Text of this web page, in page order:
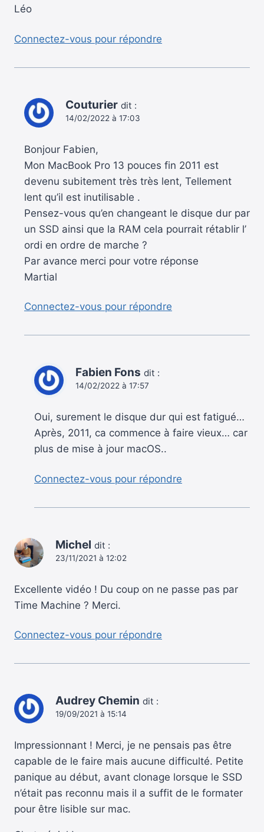
Léo
Connectez-vous pour répondre
Couturier dit :
14/02/2022 à 17:03
Bonjour Fabien,
Mon MacBook Pro 13 pouces fin 2011 est
devenu subitement très très lent, Tellement
lent qu’il est inutilisable .
Pensez-vous qu’en changeant le disque dur par
un SSD ainsi que la RAM cela pourrait rétablir l’
ordi en ordre de marche ?
Par avance merci pour votre réponse
Martial
Connectez-vous pour répondre
Fabien Fons dit :
14/02/2022 à 17:57
Oui, surement le disque dur qui est fatigué…
Après, 2011, ca commence à faire vieux… car
plus de mise à jour macOS..
Connectez-vous pour répondre
Michel dit :
23/11/2021 à 12:02
Excellente vidéo ! Du coup on ne passe pas par
Time Machine ? Merci.
Connectez-vous pour répondre
Audrey Chemin dit :
19/09/2021 à 15:14
Impressionnant ! Merci, je ne pensais pas être
capable de le faire mais aucune difficulté. Petite
panique au début, avant clonage lorsque le SSD
n’était pas reconnu mais il a suffit de le formater
pour être lisible sur mac.